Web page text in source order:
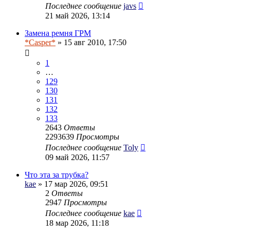
Последнее сообщение javs
21 май 2026, 13:14
Замена ремня ГРМ
*Casper* » 15 авг 2010, 17:50
1
…
129
130
131
132
133
2643 Ответы
2293639 Просмотры
Последнее сообщение Toly
09 май 2026, 11:57
Что эта за трубка?
kae » 17 мар 2026, 09:51
2 Ответы
2947 Просмотры
Последнее сообщение kae
18 мар 2026, 11:18